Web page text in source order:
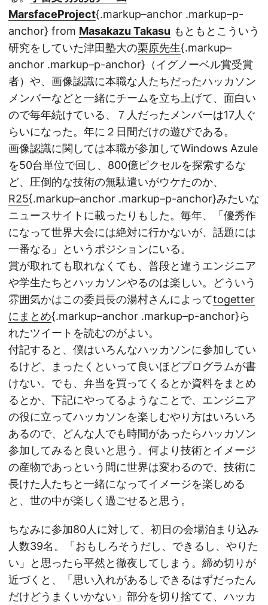
MarsfaceProject{.markup–anchor .markup–p-
anchor} from Masakazu Takasu もともとこういう
研究をしていた津田塾大の栗原先生{.markup–
anchor .markup–p-anchor}（イグノーベル賞受賞
者）や、画像認識に本職な人たちだったハッカソン
メンバーなどと一緒にチームを立ち上げて、面白い
ので毎年続けている、７人だったメンバーは17人ぐ
らいになった。年に２日間だけの遊びである。
画像認識に関しては本職が参加してWindows Azule
を50台単位で回し、800億ピクセルを探索するな
ど、圧倒的な技術の無駄遣いがウケたのか、
R25{.markup–anchor .markup–p-anchor}みたいな
ニュースサイトに載ったりもした。毎年、「優秀作
になって世界大会には絶対に行かないが、話題には
一番なる」というポジションにいる。
賞が取れても取れなくても、普段と違うエンジニア
や学生たちとハッカソンやるのは楽しい。どういう
雰囲気かはこの委員長の湯村さんによってtogetter
にまとめ{.markup–anchor .markup–p-anchor}ら
れたツイートを読むのがよい。
付記すると、僕はいろんなハッカソンに参加してい
るけど、まったくといって良いほどプログラムが書
けない。でも、弁当を買ってくるとか資料をまとめ
るとか、下記にやってるようなことで、エンジニア
の役に立ってハッカソンを楽しむやり方はいろいろ
あるので、どんな人でも時間があったらハッカソン
参加してみると良いと思う。何より技術とイメージ
の産物であっという間に世界は変わるので、技術に
長けた人たちと一緒になってイメージを楽しめる
と、世の中が楽しく過ごせると思う。
ちなみに参加80人に対して、初日の会場泊まり込み
人数39名。「おもしろそうだし、できるし、やりた
い」と思ったら平然と徹夜してしまう。締め切りが
近づくと、「思い入れがあるしできるはずだったん
だけどうまくいかない」部分を切り捨てて、ハッカ